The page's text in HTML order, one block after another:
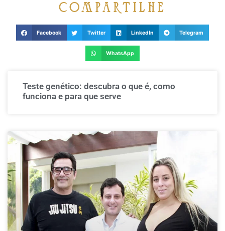
compartilhe
Facebook Twitter LinkedIn Telegram
WhatsApp
Teste genético: descubra o que é, como
funciona e para que serve